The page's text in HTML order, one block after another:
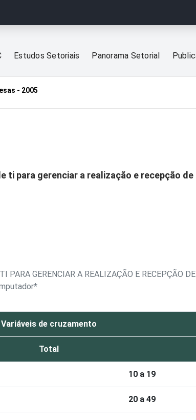
Estudos Setoriais Panorama Setorial
- 2005
ti para gerenciar a realização e recepção de
GERENCIAR A REALIZAÇÃO E RECEPÇÃO
Variáveis de cruzamento
Total
10 a 19
20 a 49